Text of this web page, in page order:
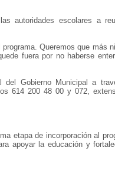
autoridades escolares a
Queremos que más
fuera por no haberse
del Gobierno Municipal a
614 200 48 00 y 072,
etapa de incorporación al
apoyar la educación y